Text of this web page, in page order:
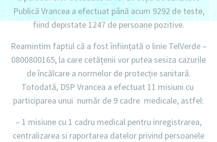
Publică Vrancea a efectuat până acum 9292 de teste,
fiind depistate 1247 de persoane pozitive.
Reamintim faptul că a fost înființată o linie TelVerde –
0800800165, la care cetățenii vor putea sesiza cazurile
de încălcare a normelor de protecție sanitară.
Totodată, DSP Vrancea a efectuat 11 misiuni cu
participarea unui număr de 9 cadre medicale, astfel:
– 1 misiune cu 1 cadru medical pentru inregistrarea,
centralizarea si raportarea datelor privind persoanele